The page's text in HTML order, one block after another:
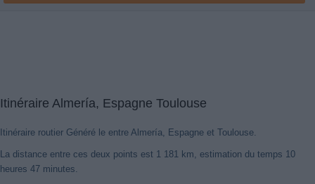
Itinéraire Almería, Espagne Toulouse
Itinéraire routier Généré le entre Almería, Espagne et Toulouse.
La distance entre ces deux points est 1 181 km, estimation du temps 10
heures 47 minutes.